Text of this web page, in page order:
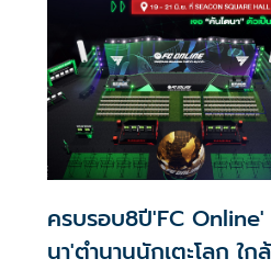
ครบรอบ8ปี'FC
นา'ตำนานนักเตะโลก ใ